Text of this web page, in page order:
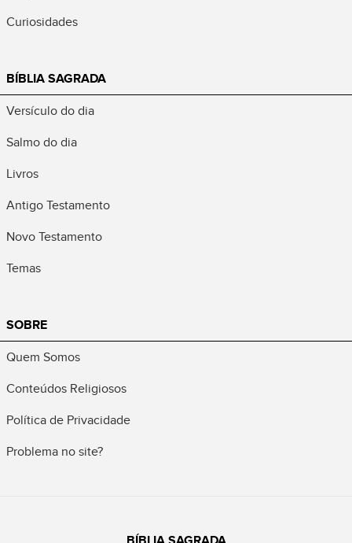
Curiosidades
BÍBLIA SAGRADA
Versículo do dia
Salmo do dia
Livros
Antigo Testamento
Novo Testamento
Temas
SOBRE
Quem Somos
Conteúdos Religiosos
Política de Privacidade
Problema no site?